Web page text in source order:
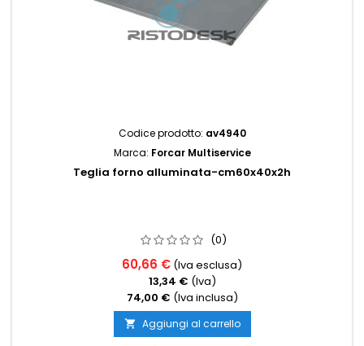
Codice prodotto: av4940
Marca: Forcar Multiservice
Teglia forno alluminata-cm60x40x2h
(0)
60,66 € (Iva esclusa)
13,34 € (Iva)
74,00 € (Iva inclusa)
 Aggiungi al carrello